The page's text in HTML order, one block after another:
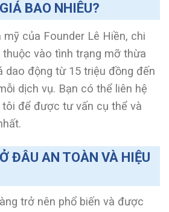
BAO NHIÊU?
của Founder Lê Hiền, chi
vào tình trạng mỡ thừa
dao động từ 15 triệu đồng đến
dịch vụ. Bạn có thể liên hệ
để được tư vấn cụ thể và
ĐÂU AN TOÀN VÀ HIỆU
trở nên phổ biến và được